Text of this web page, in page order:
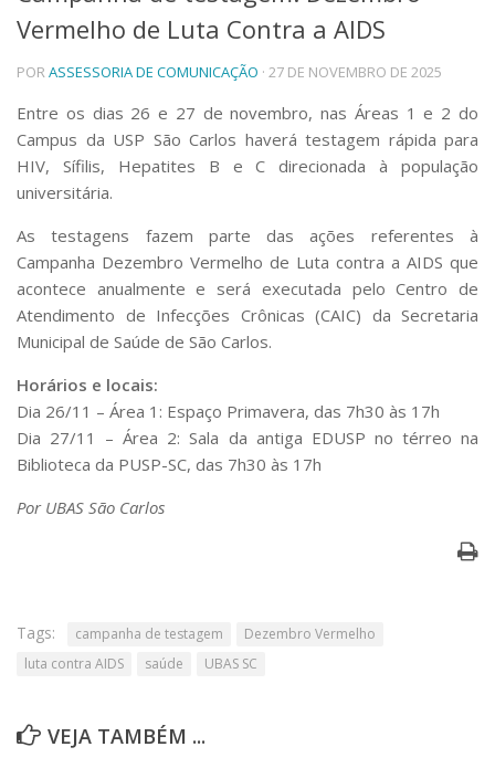
Telefones e Mapas
Pessoas
Ensino
Graduação
Pós-Graduação
Educação a distância
Cursos de Extensão
Linhas de Pesquisa
Centros, Núcleos e Projetos em Rede
Pós-doutorado
Iniciação Científica
Transferência de Tecnologia
Extensão à Comunidade
Projetos, Programas e Cursos
Artes, Cultura e Esportes
Museus e Espaços Interativos
Serviços
Outros serviços
Comunicação
Jornal da USP
Vermelho de Luta Contra a AIDS
PORASSESSORIA DE COMUNICAÇÃO · 27 DE NOVEMBRO DE 2025
Entre os dias 26 e 27 de novembro, nas Áreas 1 e 2 do
Campus da USP São Carlos haverá testagem rápida para
HIV, Sífilis, Hepatites B e C direcionada à população
universitária.
As testagens fazem parte das ações referentes à
Campanha Dezembro Vermelho de Luta contra a AIDS que
acontece anualmente e será executada pelo Centro de
Atendimento de Infecções Crônicas (CAIC) da Secretaria
Municipal de Saúde de São Carlos.
Horários e locais:
Dia 26/11 – Área 1: Espaço Primavera, das 7h30 às 17h
Dia 27/11 – Área 2: Sala da antiga EDUSP no térreo na
Biblioteca da PUSP-SC, das 7h30 às 17h
Por UBAS São Carlos
Tags: campanha de testagem
Dezembro Vermelho
luta contra AIDS
saúde UBAS SC
VEJA TAMBÉM ...